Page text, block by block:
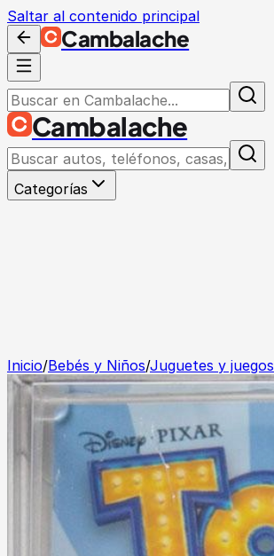
Saltar al contenido principal
Cambalache
Cambalache
Categorías
Inicio/Bebés y Niños/Juguetes y juegos